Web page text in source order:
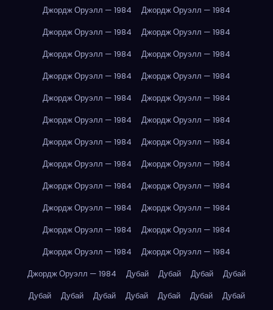
Джордж Оруэлл — 1984
Джордж Оруэлл — 1984
Джордж Оруэлл — 1984
Джордж Оруэлл — 1984
Джордж Оруэлл — 1984
Джордж Оруэлл — 1984
Джордж Оруэлл — 1984
Джордж Оруэлл — 1984
Джордж Оруэлл — 1984
Джордж Оруэлл — 1984
Джордж Оруэлл — 1984
Джордж Оруэлл — 1984
Джордж Оруэлл — 1984
Джордж Оруэлл — 1984
Джордж Оруэлл — 1984
Джордж Оруэлл — 1984
Джордж Оруэлл — 1984
Джордж Оруэлл — 1984
Джордж Оруэлл — 1984
Джордж Оруэлл — 1984
Джордж Оруэлл — 1984
Джордж Оруэлл — 1984
Джордж Оруэлл — 1984
Джордж Оруэлл — 1984
Джордж Оруэлл — 1984
Дубай Дубай Дубай
Дубай
Дубай
Дубай Дубай Дубай Дубай Дубай
Дубай